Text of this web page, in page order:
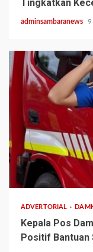
Tingkatkan
adminsambaranews 9
1 min read
ADVERTORIAL
Kepala Pos
Positif Bantuan